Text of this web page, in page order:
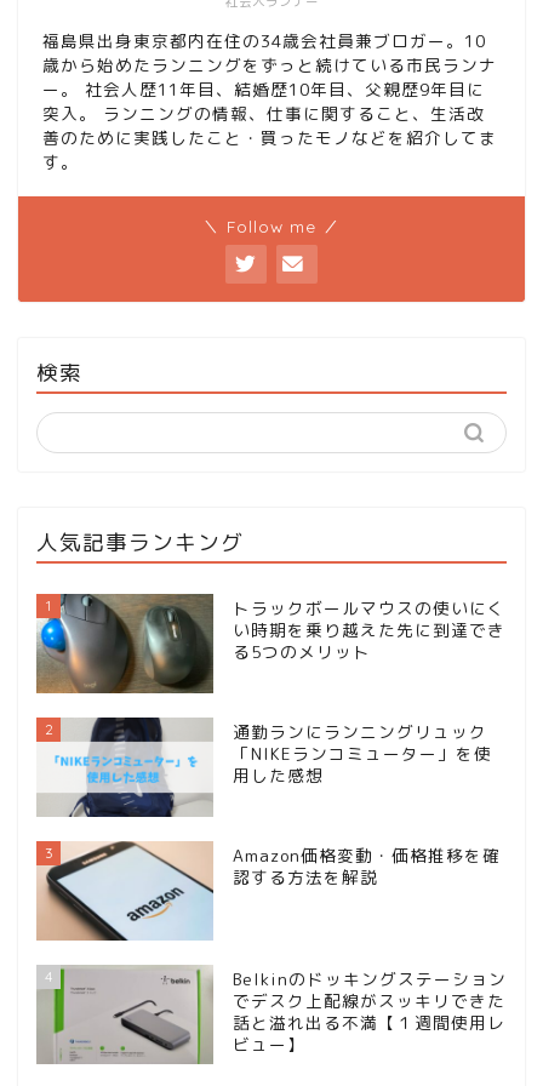
福島県出身東京都内在住の34歳会社員兼ブロガー。10
歳から始めたランニングをずっと続けている市民ランナ
ー。 社会人歴11年目、結婚歴10年目、父親歴9年目に
突入。 ランニングの情報、仕事に関すること、生活改
善のために実践したこと・買ったモノなどを紹介してま
す。
＼ Follow me ／
検索
人気記事ランキング
1
トラックボールマウスの使いにく
い時期を乗り越えた先に到達でき
る5つのメリット
2
通勤ランにランニングリュック
「NIKEランコミューター」を使
用した感想
3
Amazon価格変動・価格推移を確
認する方法を解説
4
Belkinのドッキングステーション
でデスク上配線がスッキリできた
話と溢れ出る不満【１週間使用レ
ビュー】